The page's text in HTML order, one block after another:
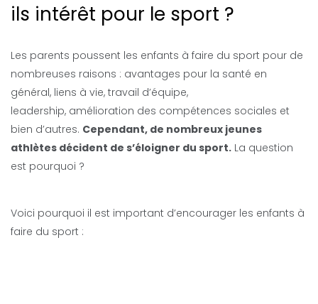
ils intérêt pour le sport ?
Les parents poussent les enfants à faire du sport pour de
nombreuses raisons : avantages pour la santé en
général, liens à vie, travail d’équipe,
leadership, amélioration des compétences sociales et
bien d’autres. Cependant, de nombreux jeunes
athlètes décident de s’éloigner du sport. La question
est pourquoi ?
Voici pourquoi il est important d’encourager les enfants à
faire du sport :